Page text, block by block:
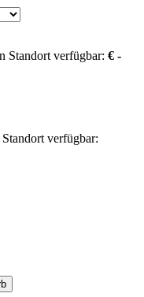
Standort verfügbar: € -
verfügbar: